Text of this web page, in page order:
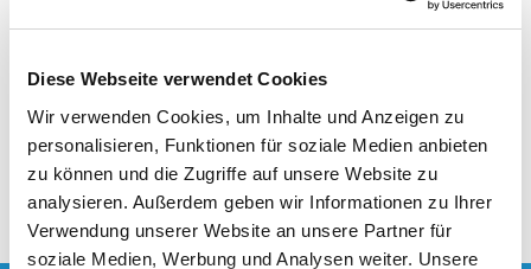
Diese Webseite verwendet Cookies
Wir verwenden Cookies, um Inhalte und Anzeigen zu
personalisieren, Funktionen für soziale Medien anbieten
zu können und die Zugriffe auf unsere Website zu
analysieren. Außerdem geben wir Informationen zu Ihrer
Verwendung unserer Website an unsere Partner für
soziale Medien, Werbung und Analysen weiter. Unsere
LOGIN
CREATE CUSTOMER ACCOUNT